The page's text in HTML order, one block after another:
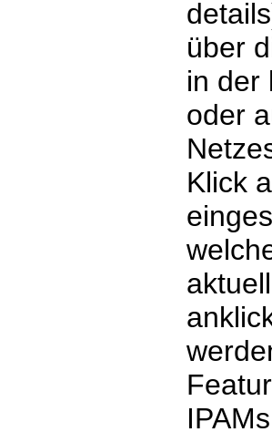
über
in der
oder
Klick